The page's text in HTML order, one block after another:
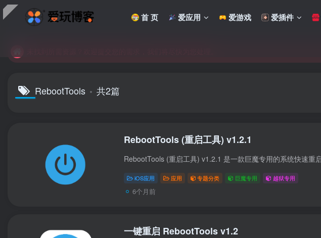
首 页 爱应用 爱游戏 爱插件
未找到所需资源？欢迎提交您的需求，我们将尽快为您处理。
苹果手机用户没有巨魔商店的点击此处获取保姆级安装教程
RebootTools 共2篇
RebootTools (重启工具) v1.2.1
iOS应用 应用 专题分类 巨魔专用 越狱专用
6个月前
一键重启 RebootTools v1.2